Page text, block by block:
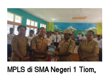
MPLS di SMA Negeri 1 Tiom,